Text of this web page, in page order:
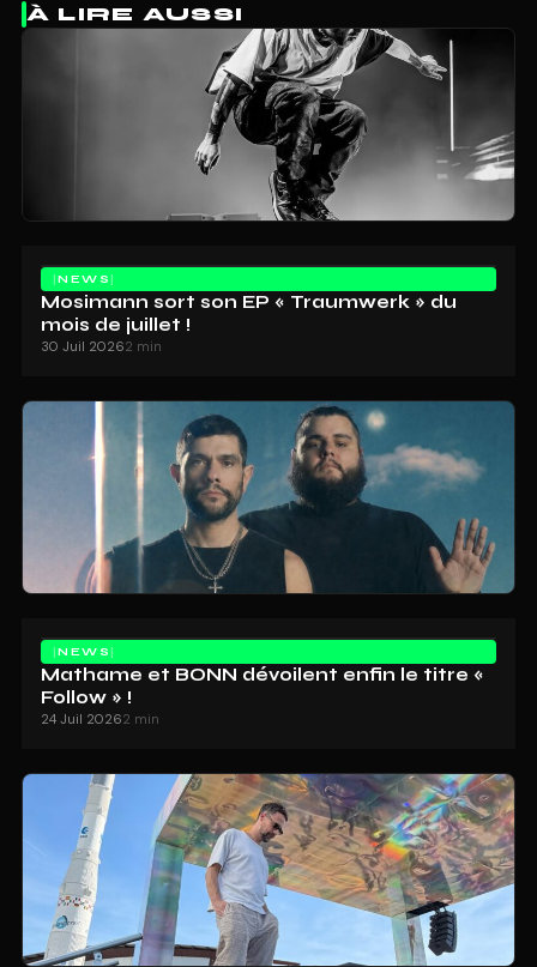
À LIRE AUSSI
NEWS
Mosimann sort son EP « Traumwerk » du
mois de juillet !
30 Juil 20262 min
NEWS
Mathame et BONN dévoilent enfin le titre «
Follow » !
24 Juil 20262 min